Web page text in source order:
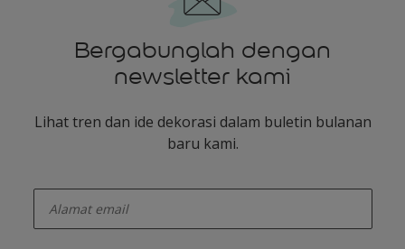
Bergabunglah dengan
newsletter kami
Lihat tren dan ide dekorasi dalam buletin bulanan
baru kami.